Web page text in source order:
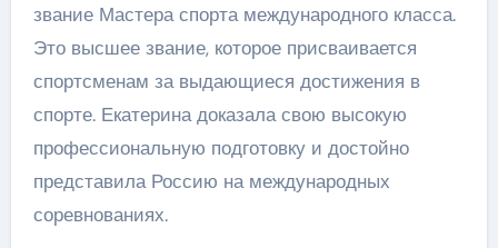
звание Мастера спорта международного класса.
Это высшее звание, которое присваивается
спортсменам за выдающиеся достижения в
спорте. Екатерина доказала свою высокую
профессиональную подготовку и достойно
представила Россию на международных
соревнованиях.